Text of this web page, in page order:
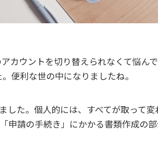
カウントを切り替えられなくて悩ん
便利な世の中になりましたね。
た。個人的には、すべてが取って
申請の手続き」にかかる書類作成の